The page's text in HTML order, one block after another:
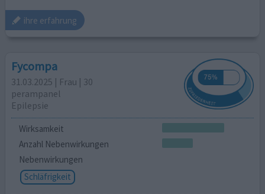
ihre erfahrung
Fycompa
31.03.2025 | Frau | 30
perampanel
Epilepsie
Wirksamkeit
Anzahl Nebenwirkungen
Nebenwirkungen
Schläfrigkeit